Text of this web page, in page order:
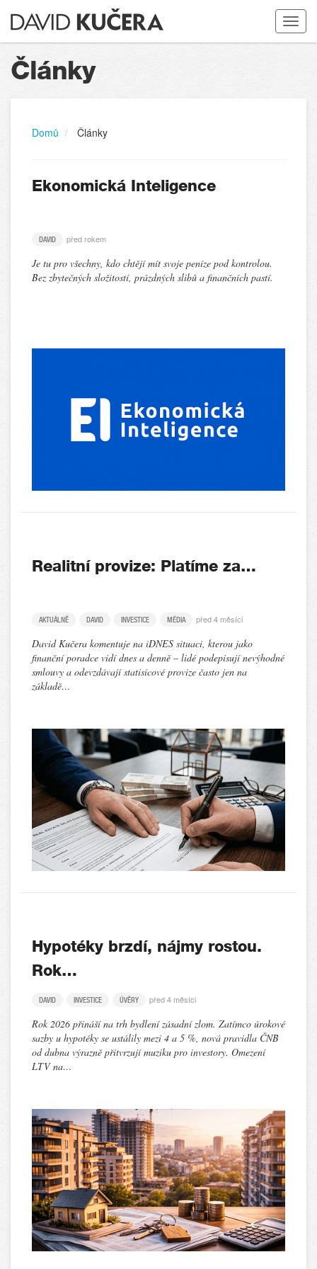
Toggle
Články
Domů Články
Ekonomická Inteligence
DAVID před rokem
Je tu pro všechny, kdo chtějí mít svoje peníze pod kontrolou.
Bez zbytečných složitostí, prázdných slibů a finančních pastí.
Realitní provize: Platíme za…
AKTUÁLNĚ DAVID INVESTICE MÉDIA před 4 měsíci
David Kučera komentuje na iDNES situaci, kterou jako
finanční poradce vidí dnes a denně – lidé podepisují nevýhodné
smlouvy a odevzdávají statisícové provize často jen na
základě…
Hypotéky brzdí, nájmy rostou.
Rok…
DAVID INVESTICE ÚVĚRY před 4 měsíci
Rok 2026 přináší na trh bydlení zásadní zlom. Zatímco úrokové
sazby u hypotéky se ustálily mezi 4 a 5 %, nová pravidla ČNB
od dubna výrazně přitvrzují muziku pro investory. Omezení
LTV na…